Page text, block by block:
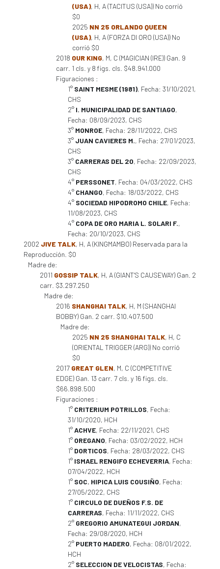
(USA), H, A (TACITUS (USA)) No corrió
$0
2025 NN 25 ORLANDO QUEEN
(USA), H, A (FORZA DI ORO (USA)) No
corrió $0
2018 OUR KING, M, C (MAGICIAN (IRE)) Gan. 9
carr. 1 cls. y 8 figs. cls. $48.941.000
Figuraciones :
1° SAINT MESME (1981), Fecha: 31/10/2021,
CHS
2° I. MUNICIPALIDAD DE SANTIAGO,
Fecha: 08/09/2023, CHS
3° MONROE, Fecha: 28/11/2022, CHS
3° JUAN CAVIERES M., Fecha: 27/01/2023,
CHS
3° CARRERAS DEL 20, Fecha: 22/09/2023,
CHS
4° PERSSONET, Fecha: 04/03/2022, CHS
4° CHANGO, Fecha: 18/03/2022, CHS
4° SOCIEDAD HIPODROMO CHILE, Fecha:
11/08/2023, CHS
4° COPA DE ORO MARIA L. SOLARI F.,
Fecha: 20/10/2023, CHS
2002 JIVE TALK, H, A (KINGMAMBO) Reservada para la
Reproducción. $0
Madre de:
2011 GOSSIP TALK, H, A (GIANT'S CAUSEWAY) Gan. 2
carr. $3.297.250
Madre de:
2016 SHANGHAI TALK, H, M (SHANGHAI
BOBBY) Gan. 2 carr. $10.407.500
Madre de:
2025 NN 25 SHANGHAI TALK, H, C
(ORIENTAL TRIGGER (ARG)) No corrió
$0
2017 GREAT GLEN, M, C (COMPETITIVE
EDGE) Gan. 13 carr. 7 cls. y 16 figs. cls.
$66.898.500
Figuraciones :
1° CRITERIUM POTRILLOS, Fecha:
31/10/2020, HCH
1°ACHVE, Fecha: 22/11/2021, CHS
1° OREGANO, Fecha: 03/02/2022, HCH
1° DORTICOS, Fecha: 28/03/2022, CHS
1° ISMAEL RENGIFO ECHEVERRIA, Fecha:
07/04/2022, HCH
1° SOC. HIPICA LUIS COUSIÑO, Fecha:
27/05/2022, CHS
1° CIRCULO DE DUEÑOS F.S. DE
CARRERAS, Fecha: 11/11/2022, CHS
2° GREGORIO AMUNATEGUI JORDAN,
Fecha: 29/08/2020, HCH
2° PUERTO MADERO, Fecha: 08/01/2022,
HCH
2° SELECCION DE VELOCISTAS, Fecha: